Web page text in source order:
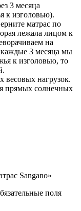
3 месяца
к изголовью).
матрас по
лежала лицом к
на
3 месяца мы
к изголовью, то
весовых нагрузок.
прямых солнечных
Sangano»
поля